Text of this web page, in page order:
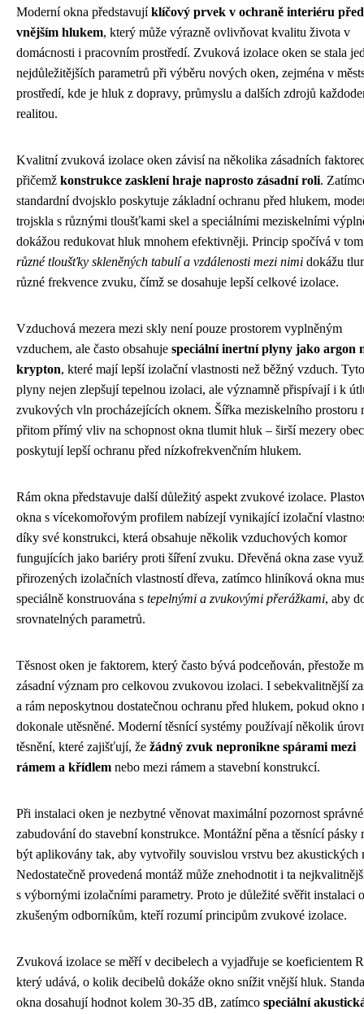
Moderní okna představujíklíčový prvek v ochraně interiéru před
vnějším hlukem, který může výrazně ovlivňovat kvalitu života v
domácnosti i pracovním prostředí. Zvuková izolace oken se stala
nejdůležitějších parametrů při výběru nových oken, zejména v
prostředí, kde je hluk z dopravy, průmyslu a dalších zdrojů
realitou.
Kvalitní zvuková izolace oken závisí na několika zásadních
přičemž konstrukce zasklení hraje naprosto zásadní roli.
standardní dvojsklo poskytuje základní ochranu před hlukem,
trojskla s různými tloušťkami skel a speciálními meziskelními
dokážou redukovat hluk mnohem efektivněji. Princip spočívá v
různé tloušťky skleněných tabulí a vzdálenosti mezi nimi dokážu
různé frekvence zvuku, čímž se dosahuje lepší celkové izolace.
Vzduchová mezera mezi skly není pouze prostorem vyplněným
vzduchem, ale často obsahuje speciální inertní plyny jako argon
krypton, které mají lepší izolační vlastnosti než běžný vzduch. Tyto
plyny nejen zlepšují tepelnou izolaci, ale významně přispívají i k
zvukových vln procházejících oknem. Šířka meziskelního prostoru
přitom přímý vliv na schopnost okna tlumit hluk – širší mezery
poskytují lepší ochranu před nízkofrekvenčním hlukem.
Rám okna představuje další důležitý aspekt zvukové izolace.
okna s vícekomořovým profilem nabízejí vynikající izolační
díky své konstrukci, která obsahuje několik vzduchových komor
fungujících jako bariéry proti šíření zvuku. Dřevěná okna zase
přirozených izolačních vlastností dřeva, zatímco hliníková okna
speciálně konstruována s tepelnými a zvukovými přerážkami, aby
srovnatelných parametrů.
Těsnost oken je faktorem, který často bývá podceňován, přestože
zásadní význam pro celkovou zvukovou izolaci. I sebekvalitnější
a rám neposkytnou dostatečnou ochranu před hlukem, pokud okno
dokonale utěsněné. Moderní těsnící systémy používají několik
těsnění, které zajišťují, že žádný zvuk nepronikne spárami mezi
rámem a křídlem nebo mezi rámem a stavební konstrukcí.
Při instalaci oken je nezbytné věnovat maximální pozornost
zabudování do stavební konstrukce. Montážní pěna a těsnící pásky
být aplikovány tak, aby vytvořily souvislou vrstvu bez akustických
Nedostatečně provedená montáž může znehodnotit i ta
s výbornými izolačními parametry. Proto je důležité svěřit instalaci
zkušeným odborníkům, kteří rozumí principům zvukové izolace.
Zvuková izolace se měří v decibelech a vyjadřuje se koeficientem
který udává, o kolik decibelů dokáže okno snížit vnější hluk.
okna dosahují hodnot kolem 30-35 dB, zatímco speciální